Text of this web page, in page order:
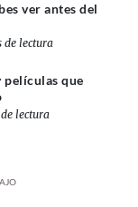
ver antes del
de lectura
películas que
lectura